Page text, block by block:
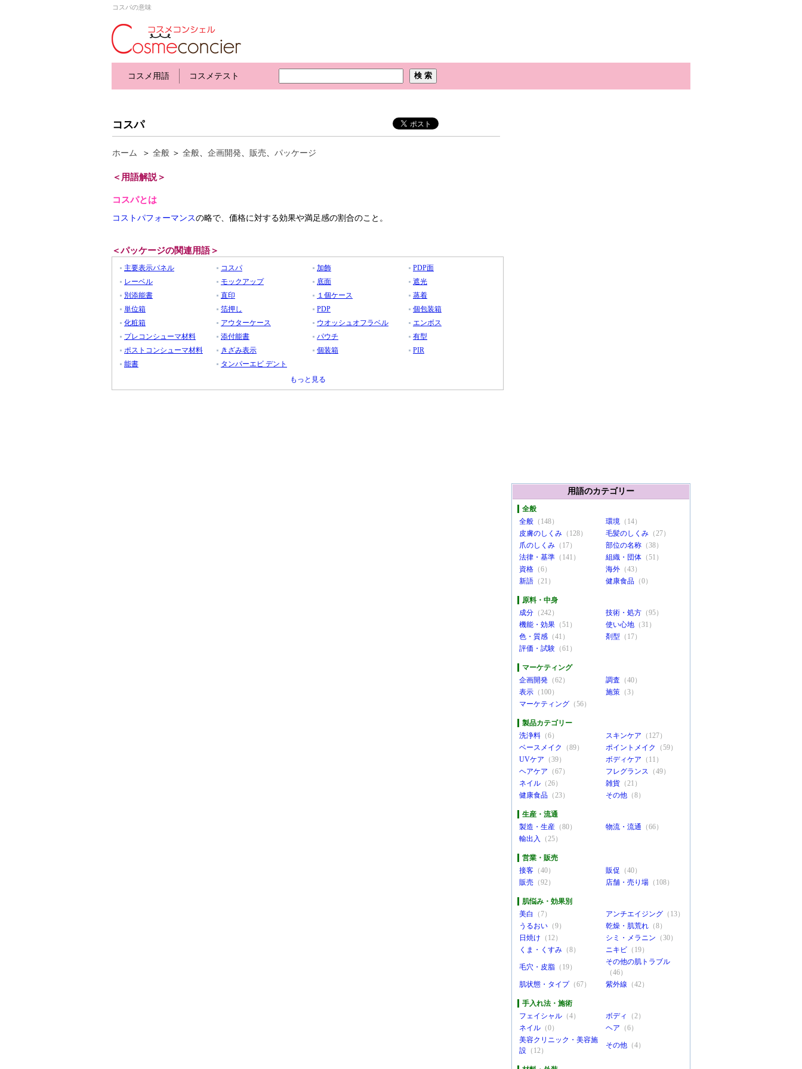
コスパの意味
コスメ用語 コスメテスト
コスパ
ホーム ＞ 全般 ＞ 全般、 企画開発、 販売、 パッケージ
＜用語解説＞
コスパとは
コストパフォーマンスの略で、価格に対する効果や満足感の割合のこと。
＜パッケージの関連用語＞
主要表示パネル コスパ 加飾
PDP面
レーベル
モックアップ 底面
遮光
別添能書
直印 １個ケース
蒸着
単位箱
箔押し PDP
個包装箱
化粧箱
アウターケース ウオッシュオフラベル
エンボス
プレコンシューマ材料
添付能書 パウチ
有型
ポストコンシューマ材料
きざみ表示 個装箱
PIR
能書
タンパーエビ デント
もっと見る
用語のカテゴリー
全般
全般 （148） 環境 （14）
皮膚のしくみ （128） 毛髪のしくみ （27）
爪のしくみ （17） 部位の名称 （38）
法律・基準 （141） 組織・団体 （51）
資格 （6） 海外 （43）
新語 （21） 健康食品 （0）
原料・中身
成分 （242） 技術・処方 （95）
機能・効果 （51） 使い心地 （31）
色・質感 （41） 剤型 （17）
評価・試験 （61）
マーケティング
企画開発 （62） 調査 （40）
表示 （100） 施策 （3）
マーケティング （56）
製品カテゴリー
洗浄料 （6） スキンケア （127）
ベースメイク
（89） ポイントメイク
（59）
UVケア （39） ボディケア （11）
ヘアケア （67） フレグランス （49）
ネイル （26） 雑貨 （21）
健康食品 （23） その他 （8）
生産・流通
製造・生産 （80） 物流・流通 （66）
輸出入
（25）
営業・販売
接客 （40） 販促 （40）
販売 （92） 店舗・売り場 （108）
肌悩み・効果別
美白
（7） アンチエイジング （13）
うるおい （9） 乾燥・肌荒れ （8）
日焼け （12） シミ・メラニン （30）
くま・くすみ （8） ニキビ （19）
毛穴・皮脂 （19）
その他の肌トラブル
（46）
肌状態・タイプ（67） 紫外線 （42）
手入れ法・施術
フェイシャル （4） ボディ
（2）
ネイル （0） ヘア （6）
美容クリニック・美容施
設 （12）
その他 （4）